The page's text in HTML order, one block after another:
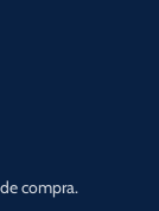
compra.